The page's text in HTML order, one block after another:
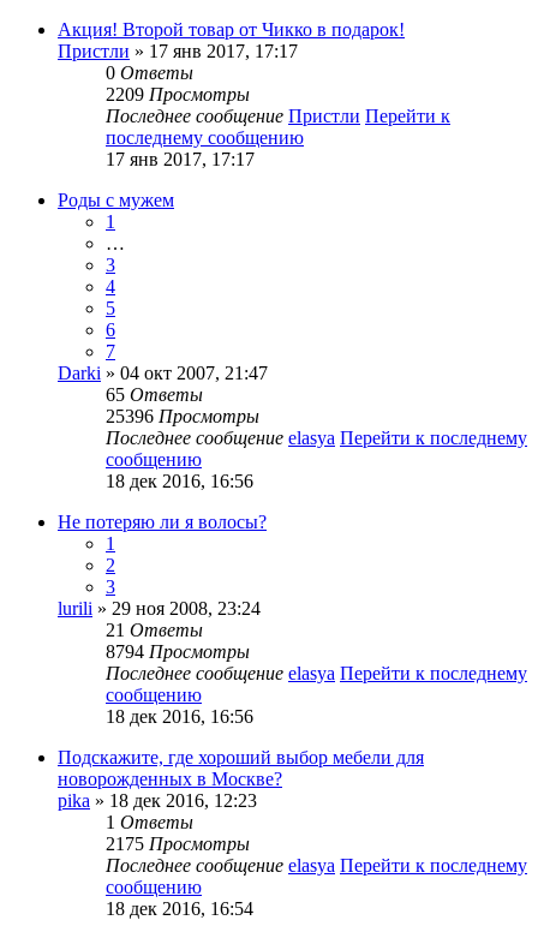
Акция! Второй товар от Чикко в подарок!
Пристли » 17 янв 2017, 17:17
0 Ответы
2209 Просмотры
Последнее сообщение Пристли Перейти к
последнему сообщению
17 янв 2017, 17:17
Роды с мужем
1
…
3
4
5
6
7
Darki » 04 окт 2007, 21:47
65 Ответы
25396 Просмотры
Последнее сообщение elasya Перейти к последнему
сообщению
18 дек 2016, 16:56
Не потеряю ли я волосы?
1
2
3
lurili » 29 ноя 2008, 23:24
21 Ответы
8794 Просмотры
Последнее сообщение elasya Перейти к последнему
сообщению
18 дек 2016, 16:56
Подскажите, где хороший выбор мебели для
новорожденных в Москве?
pika » 18 дек 2016, 12:23
1 Ответы
2175 Просмотры
Последнее сообщение elasya Перейти к последнему
сообщению
18 дек 2016, 16:54